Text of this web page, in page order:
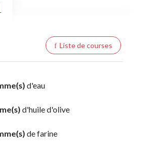
Liste de courses
d'eau
d'huile d'olive
de farine